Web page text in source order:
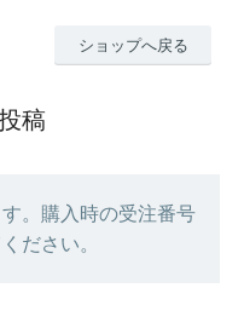
ショップへ戻る
稿
。購入時の受注番号
ださい。